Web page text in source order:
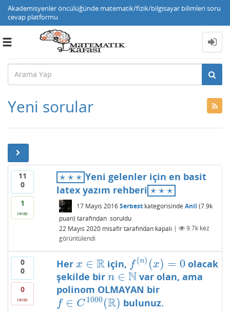
Akademisyenler öncülüğünde matematik/fizik/bilgisayar bilimleri soru
cevap platformu
Toggle
Yeni sorular
11
0
1
cevap
⋆⋆⋆
⋆⋆ ⋆
Yeni gelenler için en basit
latex yazım rehberi ⋆⋆⋆
⋆⋆ ⋆
17 Mayıs 2016 Serbestkategorisinde Anil (7.9k
puan) tarafından soruldu
22 Mayıs 2020 misafirtarafından kapalı | 9.7kkez
görüntülendi
0
0
0
cevap
Her x ∈ R
x∈R için, f (n) (x) = 0
f(n)(x)=0
olacak
şekilde bir n ∈ N
n∈N
var olan, ama
polinom OLMAYAN bir
f ∈ C 1000(R)
f∈C 1000(R) bulunuz.